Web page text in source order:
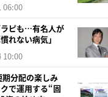
06:00
ピも…有名人が
れない病気」
10:00
分配の楽しみ
で運用する“固